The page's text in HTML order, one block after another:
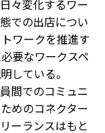
々変化するワー
での出店につい
ワークを推進す
要なワークスペ
している。
間でのコミュニ
めのコネクター
ーランスはもと